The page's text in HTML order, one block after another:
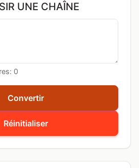
UNE CHAÎNE
0
Réinitialiser
Convertir